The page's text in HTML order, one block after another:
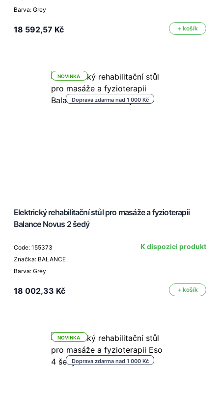
Barva: Grey
18 592,57 Kč + košík
Doprava zdarma nad 1 000 Kč
NOVINKA
Elektrický rehabilitační stůl pro masáže a fyzioterapii
Balance Novus 2 šedý
Code: 155373
Značka: BALANCE
Barva: Grey
K dispozici produkt
18 002,33 Kč + košík
Doprava zdarma nad 1 000 Kč
NOVINKA